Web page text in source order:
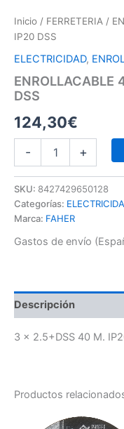
Inicio / FERRETERIA /
IP20 DSS
ELECTRICIDAD,
DSS
124,30€
- +
SKU: 8427429650128
Categorías:
Marca: FAHER
Gastos de envío
Descripción
3 x 2.5+DSS 40 M.
Productos